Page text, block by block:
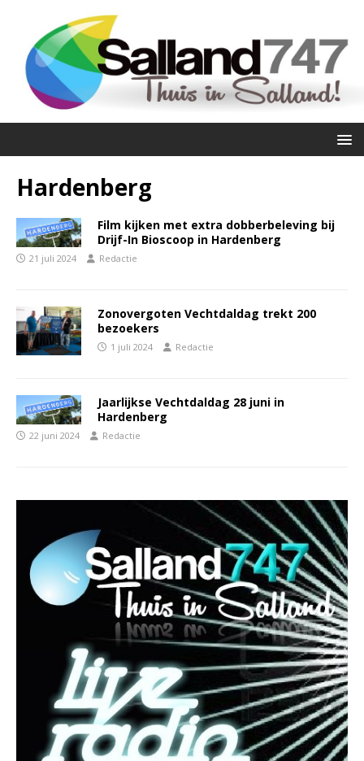
Hardenberg
Film kijken met extra dobberbeleving bij
Drijf-In Bioscoop in Hardenberg
21 juli 2024 Redactie
Zonovergoten Vechtdaldag trekt 200
bezoekers
1 juli 2024 Redactie
Jaarlijkse Vechtdaldag 28 juni in
Hardenberg
22 juni 2024 Redactie